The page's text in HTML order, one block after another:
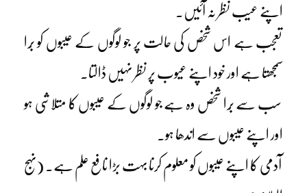
اپنے عیب نظر نہ آئیں۔
تعجب ہے اس شخص کی حالت پر جو لوگوں کے عیبوں کو بُرا
سمجھتا ہے اور خود اپنے عیوب پر نظر نہیں ڈالتا۔
سب سے بُرا شخص وہ ہے جو لوگوں کے عیبوں کا متلاشی ہو
اور اپنے عیبوں سے اندھا ہو۔
آدمی کا اپنے عیبوں کو معلوم کرنا بہت بڑا نافع علم ہے۔ (نہج